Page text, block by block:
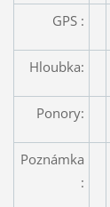
GPS :
Hloubka:
Ponory:
Poznámka
: